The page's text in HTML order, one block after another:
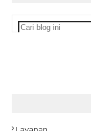
Layanan